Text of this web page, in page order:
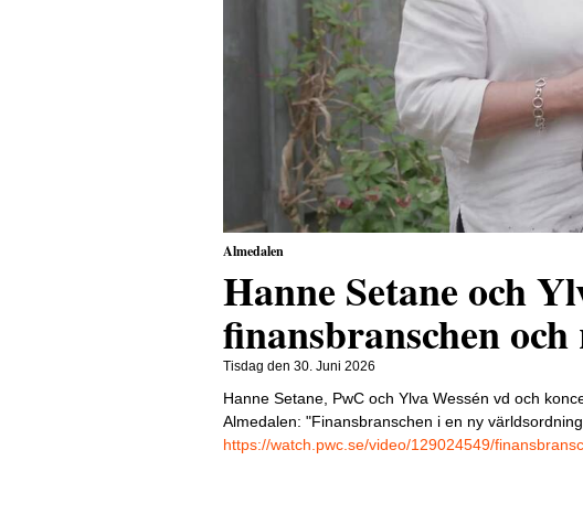
Almedalen
Hanne Setane och
finansbranschen och
Tisdag den 30. Juni 2026
Hanne Setane, PwC och Ylva Wessén vd och
Almedalen: "Finansbranschen i en ny
https://watch.pwc.se/video/129024549/